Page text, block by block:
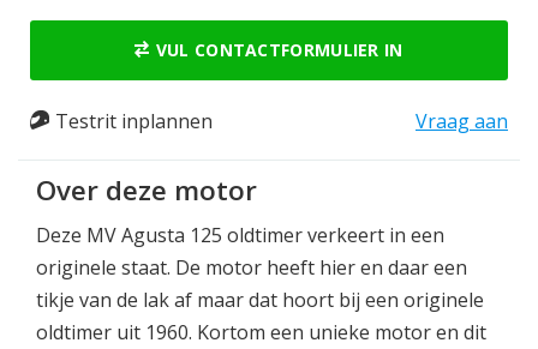
VUL CONTACTFORMULIER IN
Testrit inplannen Vraag aan
Over deze motor
Deze MV Agusta 125 oldtimer verkeert in een
originele staat. De motor heeft hier en daar een
tikje van de lak af maar dat hoort bij een originele
oldtimer uit 1960. Kortom een unieke motor en dit